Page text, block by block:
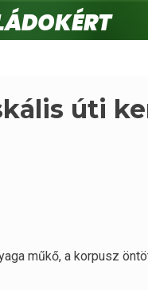
úti
műkő, a korpusz